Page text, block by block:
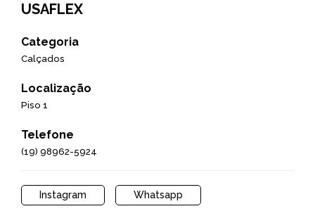
USAFLEX
Categoria
Calçados
Localização
Piso 1
Telefone
(19) 98962-5924
Instagram Whatsapp